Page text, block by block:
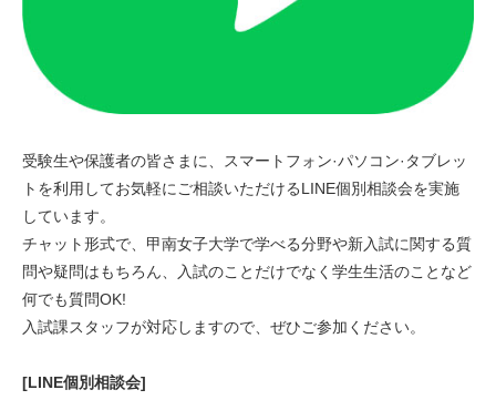
受験生や保護者の皆さまに、スマートフォン·パソコン·タブレッ
トを利用してお気軽にご相談いただけるLINE個別相談会を実施
しています。
チャット形式で、甲南女子大学で学べる分野や新入試に関する質
問や疑問はもちろん、入試のことだけでなく学生生活のことなど
何でも質問OK!
入試課スタッフが対応しますので、ぜひご参加ください。
[LINE個別相談会]